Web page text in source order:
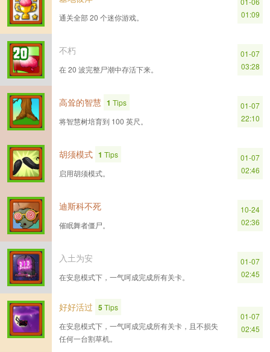
通关全部 20 个迷你游戏。
01:09
不朽
在 20 波完整尸潮中存活下来。
01-07
03:28
高耸的智慧 1 Tips
将智慧树培育到 100 英尺。
01-07
22:10
胡须模式 1 Tips
启用胡须模式。
01-07
02:46
迪斯科不死
催眠舞者僵尸。
10-24
02:36
入土为安
在安息模式下，一气呵成完成所有关卡。
01-07
02:45
好好活过 5Tips
在安息模式下，一气呵成完成所有关卡，且不损失
任何一台割草机。
01-07
02:45